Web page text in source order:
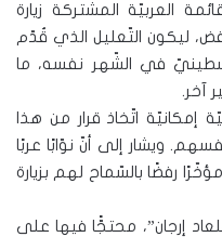
العربيّة المشتركة زيارة
رُفض، ليكون التّعليل الذي قُدّم
في الشّهر نفسه، ما
آخر.
إمكانيّة اتّخاذ قرار من هذا
ويشار إلى أنّ نوّابًا عربًا
رفضًا بالسّماح لهم بزيارة
إرجان”، محتجًّا فيها على